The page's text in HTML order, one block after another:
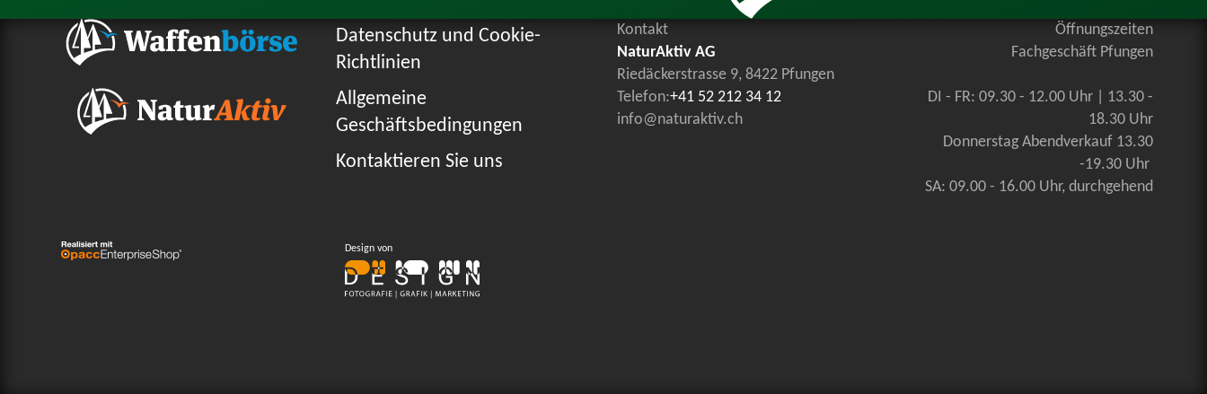
Datenschutz und Cookie-
Richtlinien
Allgemeine
Geschäftsbedingungen
Kontaktieren Sie uns
Kontakt
NaturAktiv AG
Riedäckerstrasse 9, 8422 Pfungen
Telefon:+41 52 212 34 12
info@naturaktiv.ch
Öffnungszeiten
Fachgeschäft Pfungen
DI - FR: 09.30 - 12.00 Uhr | 13.30 -
18.30 Uhr
Donnerstag Abendverkauf 13.30
-19.30 Uhr
SA: 09.00 - 16.00 Uhr, durchgehend
Design von